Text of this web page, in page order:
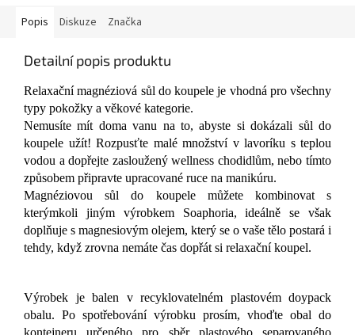
Popis Diskuze Značka
Detailní popis produktu
Relaxační magnéziová sůl do koupele je vhodná pro všechny
typy pokožky a věkové kategorie.
Nemusíte mít doma vanu na to, abyste si dokázali sůl do
koupele užít! Rozpusťte malé množství v lavoríku s teplou
vodou a dopřejte zasloužený wellness chodidlům, nebo tímto
způsobem připravte upracované ruce na manikúru.
Magnéziovou sůl do koupele můžete kombinovat s
kterýmkoli jiným výrobkem Soaphoria, ideálně se však
doplňuje s magnesiovým olejem, který se o vaše tělo postará i
tehdy, když zrovna nemáte čas dopřát si relaxační koupel.
Výrobek je balen v recyklovatelném plastovém doypack
obalu. Po spotřebování výrobku prosím, vhoďte obal do